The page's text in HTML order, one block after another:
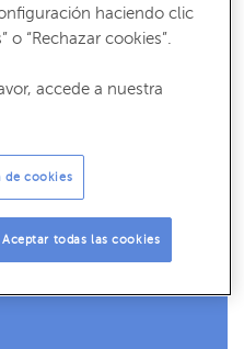
se imputa a gastos a
el pago que se
prestado. Los intereses de
de los empleados.
más útiles
haciendo clic
o “Rechazar cookies”.
accede a nuestra
de cookies
Aceptar todas las cookies